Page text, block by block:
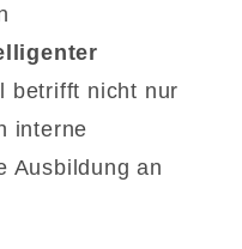
betrifft nicht nur
interne
Ausbildung an